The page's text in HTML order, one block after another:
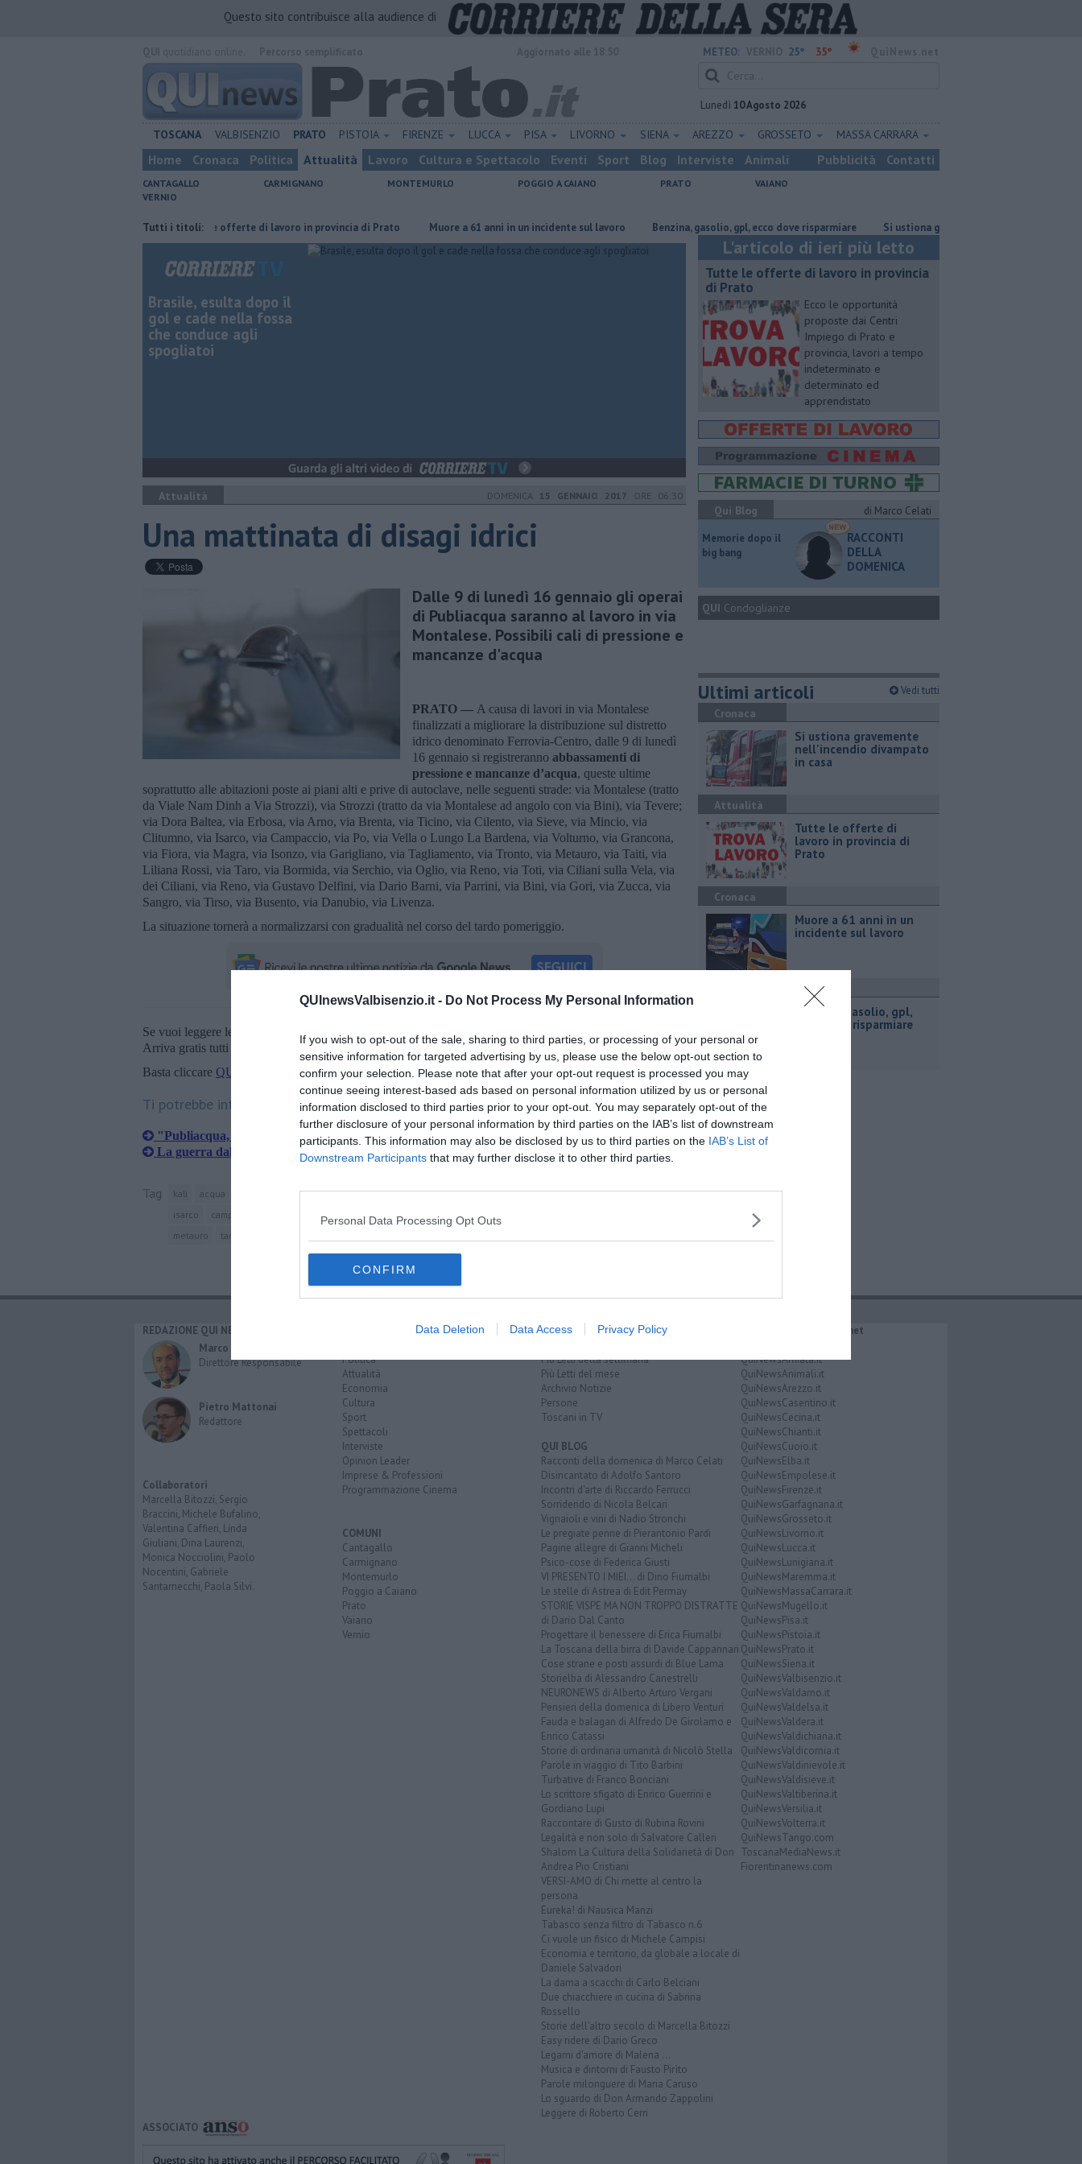
QUInewsValbisenzio.it - Do Not Process My Personal Information
If you wish to opt-out of the sale, sharing to third parties, or processing of your personal or
sensitive information for targeted advertising by us, please use the below opt-out section to
confirm your selection. Please note that after your opt-out request is processed you may
continue seeing interest-based ads based on personal information utilized by us or personal
information disclosed to third parties prior to your opt-out. You may separately opt-out of the
further disclosure of your personal information by third parties on the IAB’s list of downstream
participants. This information may also be disclosed by us to third parties on the IAB’s List of
Downstream Participants that may further disclose it to other third parties.
Personal Data Processing Opt Outs
CONFIRM
Data Deletion Data Access Privacy Policy
Questo sito contribuisce alla audience di
METEO: 25° 35°
Lunedì 10 Agosto 2026
TOSCANA VALBISENZIO PRATO PISTOIA FIRENZE LUCCA PISA LIVORNO SIENA AREZZO GROSSETO MASSA CARRARA
Home Cronaca Politica Attualità Lavoro Cultura e Spettacolo Eventi Sport Blog Interviste Animali Pubblicità Contatti
CANTAGALLO CARMIGNANO MONTEMURLO POGGIO A CAIANO PRATO
VAIANO
VERNIO
Tutti i titoli:
​Tutte le offerte di lavoro in provincia di Prato Muore a 61 anni in un incidente sul lavoro ​Benzina, gasolio, gpl, ecco dove risparmiare Si ustiona gravemente nell'incendio divampato
Brasile, esulta dopo il
gol e cade nella fossa
che conduce agli
spogliatoi
Attualità DOMENICA 15 GENNAIO 2017 ORE 06:30
Una mattinata di disagi idrici
Dalle 9 di lunedì 16 gennaio gli operai
di Publiacqua saranno al lavoro in via
Montalese. Possibili cali di pressione e
mancanze d'acqua
PRATO — A causa di lavori in via Montalese
finalizzati a migliorare la distribuzione sul distretto
idrico denominato Ferrovia-Centro, dalle 9 di lunedì
16 gennaio si registreranno abbassamenti di
pressione e mancanze d’acqua, queste ultime
soprattutto alle abitazioni poste ai piani alti e prive di autoclave, nelle seguenti strade: via Montalese (tratto
da Viale Nam Dinh a Via Strozzi), via Strozzi (tratto da via Montalese ad angolo con via Bini), via Tevere;
via Dora Baltea, via Erbosa, via Arno, via Brenta, via Ticino, via Cilento, via Sieve, via Mincio, via
Clitumno, via Isarco, via Campaccio, via Po, via Vella o Lungo La Bardena, via Volturno, via Grancona,
via Fiora, via Magra, via Isonzo, via Garigliano, via Tagliamento, via Tronto, via Metauro, via Taiti, via
Liliana Rossi, via Taro, via Bormida, via Serchio, via Oglio, via Reno, via Toti, via Ciliani sulla Vela, via
dei Ciliani, via Reno, via Gustavo Delfini, via Dario Barni, via Parrini, via Bini, via Gori, via Zucca, via
Sangro, via Tirso, via Busento, via Danubio, via Livenza.
La situazione tornerà a normalizzarsi con gradualità nel corso del tardo pomeriggio.
Se vuoi leggere le notizie principali della Toscana iscriviti alla
Arriva gratis tutti i giorni alle 20:00 direttamente nella tua casella di posta.
Basta cliccare QUI
Ti potrebbe interessare anche:
"Publiacqua, operai motivati a suon di tamburi"
La guerra dal basso
Tag kali acqua nam dinh tevere dora baltea arno brenta ticino cilento sieve
mincio
isarco
campaccio volturno grancona magra
metauro
taro
L'articolo di ieri più letto
​Tutte le offerte di lavoro in provincia
di Prato
Ecco le opportunità
proposte dai Centri
Impiego di Prato e
provincia, lavori a tempo
indeterminato e
determinato ed
apprendistato
Qui Blog
di Marco Celati
Memorie dopo il
big bang
RACCONTI
DELLA
DOMENICA
QUI Condoglianze
Ultimi articoli Vedi tutti
Cronaca
Si ustiona gravemente
nell'incendio divampato
in casa
Attualità
​Tutte le offerte di
lavoro in provincia di
Prato
Cronaca
Muore a 61 anni in un
incidente sul lavoro
​Benzina, gasolio, gpl,
ecco dove risparmiare
REDAZIONE QUI NEWS
Marco Migli
Direttore Responsabile
Pietro Mattonai
Redattore
Collaboratori
Marcella Bitozzi, Sergio
Braccini, Michele Bufalino,
Valentina Caffieri, Linda
Giuliani, Dina Laurenzi,
Monica Nocciolini, Paolo
Nocentini, Gabriele
Santarnecchi, Paola Silvi.
Politica
Attualità
Economia
Cultura
Sport
Spettacoli
Interviste
Opinion Leader
Imprese & Professioni
Programmazione Cinema
COMUNI
Cantagallo
Carmignano
Montemurlo
Poggio a Caiano
Prato
Vaiano
Vernio
RUBRICHE
Più Letti della settimana
Più Letti del mese
Archivio Notizie
Persone
Toscani in TV
QUI BLOG
Racconti della domenica di Marco Celati
Disincantato di Adolfo Santoro
Incontri d'arte di Riccardo Ferrucci
Sorridendo di Nicola Belcari
Vignaioli e vini di Nadio Stronchi
Le pregiate penne di Pierantonio Pardi
Pagine allegre di Gianni Micheli
Psico-cose di Federica Giusti
VI PRESENTO I MIEI... di Dino Fiumalbi
Le stelle di Astrea di Edit Permay
STORIE VISPE MA NON TROPPO DISTRATTE
di Dario Dal Canto
Progettare il benessere di Erica Fiumalbi
La Toscana della birra di Davide Cappannari
Cose strane e posti assurdi di Blue Lama
Storielba di Alessandro Canestrelli
NEURONEWS di Alberto Arturo Vergani
Pensieri della domenica di Libero Venturi
Fauda e balagan di Alfredo De Girolamo e
Enrico Catassi
Storie di ordinaria umanità di Nicolò Stella
Parole in viaggio di Tito Barbini
Turbative di Franco Bonciani
Lo scrittore sfigato di Enrico Guerrini e
Gordiano Lupi
Raccontare di Gusto di Rubina Rovini
Legalità e non solo di Salvatore Calleri
Shalom La Cultura della Solidarietà di Don
Andrea Pio Cristiani
VERSI-AMO di Chi mette al centro la
persona
Eureka! di Nausica Manzi
Tabasco senza filtro di Tabasco n.6
Ci vuole un fisico di Michele Campisi
Economia e territorio, da globale a locale di
Daniele Salvadori
La dama a scacchi di Carlo Belciani
Due chiacchiere in cucina di Sabrina
Rossello
Storie dell'altro secolo di Marcella Bitozzi
Easy ridere di Dario Greco
Legami d'amore di Malena ...
Musica e dintorni di Fausto Pirìto
Parole milonguere di Maria Caruso
Lo sguardo di Don Armando Zappolini
Leggere di Roberto Cerri
IL NETWORK QuiNews.net
QuiNewsAmiata.it
QuiNewsAnimali.it
QuiNewsArezzo.it
QuiNewsCasentino.it
QuiNewsCecina.it
QuiNewsChianti.it
QuiNewsCuoio.it
QuiNewsElba.it
QuiNewsEmpolese.it
QuiNewsFirenze.it
QuiNewsGarfagnana.it
QuiNewsGrosseto.it
QuiNewsLivorno.it
QuiNewsLucca.it
QuiNewsLunigiana.it
QuiNewsMaremma.it
QuiNewsMassaCarrara.it
QuiNewsMugello.it
QuiNewsPisa.it
QuiNewsPistoia.it
QuiNewsPrato.it
QuiNewsSiena.it
QuiNewsValbisenzio.it
QuiNewsValdarno.it
QuiNewsValdelsa.it
QuiNewsValdera.it
QuiNewsValdichiana.it
QuiNewsValdicornia.it
QuiNewsValdinievole.it
QuiNewsValdisieve.it
QuiNewsValtiberina.it
QuiNewsVersilia.it
QuiNewsVolterra.it
QuiNewsTango.com
ToscanaMediaNews.it
Fiorentinanews.com
ASSOCIATO